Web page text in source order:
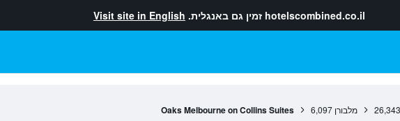
hotelscombined.co.il זמין גם באנגלית. Visit site in English
26,343 מלבורן 6,097
Oaks Melbourne on Collins Suites